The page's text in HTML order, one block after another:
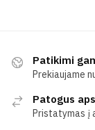
Patikimi
Prekiaujame
Patogus
Pristatymas į